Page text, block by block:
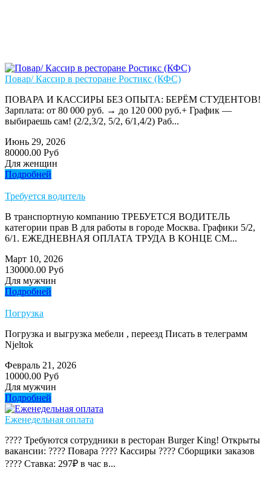
Повар/ Кассир в ресторане Ростикс (КФС)
ПОВАРА И КАССИРЫ БЕЗ ОПЫТА: БЕРЁМ СТУДЕНТОВ!
Зарплата: от 80 000 руб. → до 120 000 руб.+ График —
выбираешь сам! (2/2,3/2, 5/2, 6/1,4/2) Раб...
Июнь 29, 2026
80000.00 Руб
Для женщин
Подробней
Требуется водитель
В транспортную компанию ТРЕБУЕТСЯ ВОДИТЕЛЬ
категории прав В для работы в городе Москва. Графики 5/2,
6/1. ЕЖЕДНЕВНАЯ ОПЛАТА ТРУДА В КОНЦЕ СМ...
Март 10, 2026
130000.00 Руб
Для мужчин
Подробней
Погрузка
Погрузка и выгрузка мебели , переезд Писать в телеграмм
Njeltok
Февраль 21, 2026
10000.00 Руб
Для мужчин
Подробней
Еженедельная оплата
???? Требуются сотрудники в ресторан Burger King! Открыты
вакансии: ???? Повара ???? Кассиры ???? Сборщики заказов
???? Ставка: 297₽ в час в...